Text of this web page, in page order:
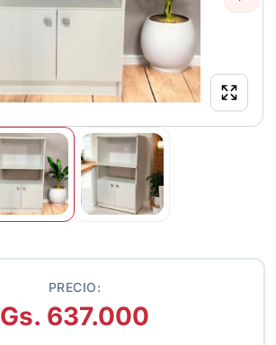
PRECIO:
Gs. 637.000